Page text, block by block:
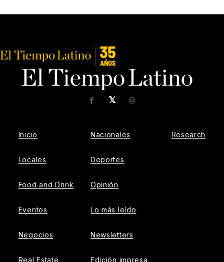
𝕏
FacebookInstagram
Inicio
Locales
Food and Drink
Eventos
Negocios
Real Estate
Nacionales
Deportes
Opinión
Lo más leído
Newsletters
Edición impresa
Research